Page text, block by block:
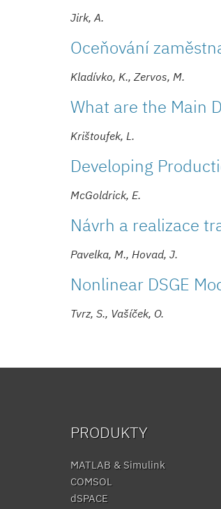
Jirk, A.
Oceňování
Kladívko, K., Zervos, M.
What are the Main
Krištoufek, L.
Developing
McGoldrick, E.
Návrh a realizace
Pavelka, M., Hovad, J.
Nonlinear DSGE
Tvrz, S., Vašíček, O.
PRODUKTY
MATLAB & Simulink
COMSOL
dSPACE